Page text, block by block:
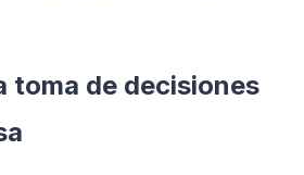
toma de decisiones